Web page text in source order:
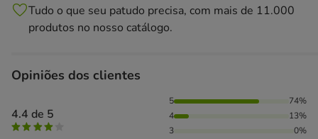
Tudo o que seu patudo precisa, com mais de 11.000
produtos no nosso catálogo.
Opiniões dos clientes
4.4 de 5
74% das pessoas avaliaram com 5 estrelas, 13% das
5
74%
4
13%
3
0%